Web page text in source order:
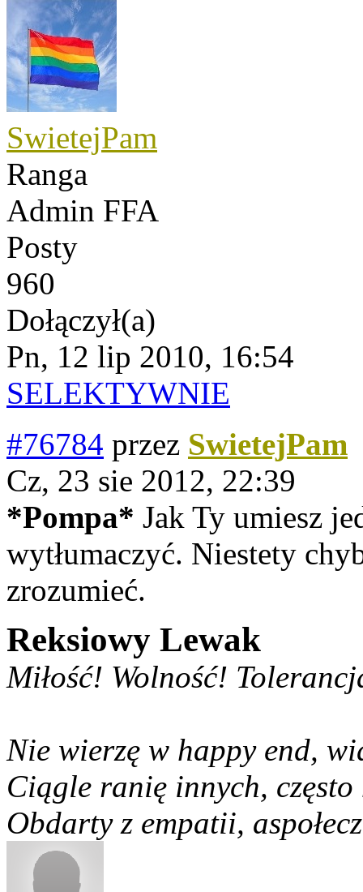
SwietejPam
Ranga
Admin FFA
Posty
960
Dołączył(a)
Pn, 12 lip 2010, 16:54
SELEKTYWNIE
#76784 przez SwietejPam
Cz, 23 sie 2012, 22:39
*Pompa* Jak Ty umiesz
wytłumaczyć. Niestety
zrozumieć.
Reksiowy Lewak
Miłość! Wolność!
Nie wierzę w happy end,
Ciągle ranię innych,
Obdarty z empatii,